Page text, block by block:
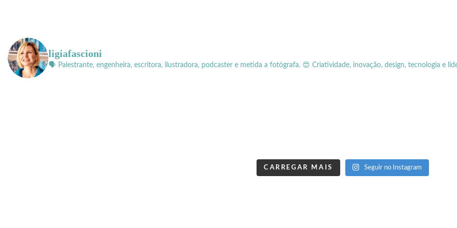
ligiafascioni
🗣 Palestrante, engenheira, escritora, ilustradora, podcaster e metida a fotógrafa. 😍 Criatividade, inovação, design, tecnologia e
CARREGAR MAIS Seguir no Instagram